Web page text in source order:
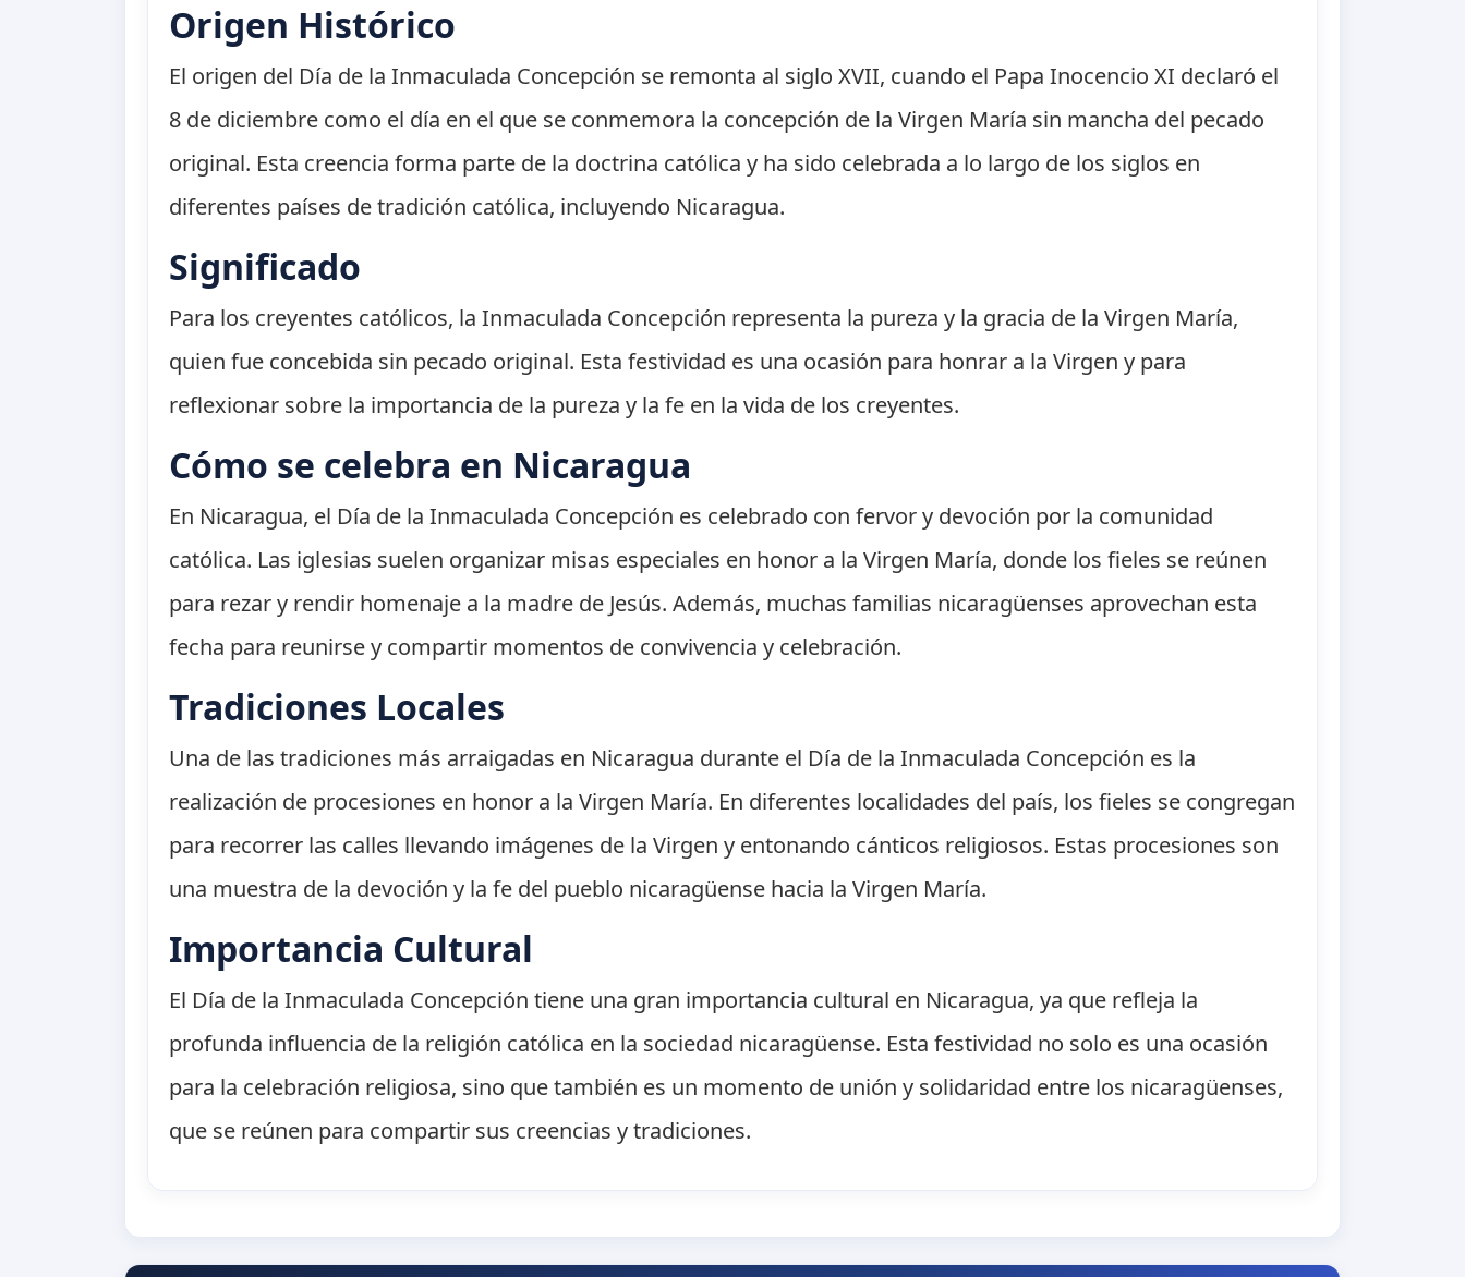
Origen Histórico
El origen del Día de la Inmaculada Concepción se remonta al siglo XVII, cuando el Papa Inocencio XI declaró el
8 de diciembre como el día en el que se conmemora la concepción de la Virgen María sin mancha del pecado
original. Esta creencia forma parte de la doctrina católica y ha sido celebrada a lo largo de los siglos en
diferentes países de tradición católica, incluyendo Nicaragua.
Significado
Para los creyentes católicos, la Inmaculada Concepción representa la pureza y la gracia de la Virgen María,
quien fue concebida sin pecado original. Esta festividad es una ocasión para honrar a la Virgen y para
reflexionar sobre la importancia de la pureza y la fe en la vida de los creyentes.
Cómo se celebra en Nicaragua
En Nicaragua, el Día de la Inmaculada Concepción es celebrado con fervor y devoción por la comunidad
católica. Las iglesias suelen organizar misas especiales en honor a la Virgen María, donde los fieles se reúnen
para rezar y rendir homenaje a la madre de Jesús. Además, muchas familias nicaragüenses aprovechan esta
fecha para reunirse y compartir momentos de convivencia y celebración.
Tradiciones Locales
Una de las tradiciones más arraigadas en Nicaragua durante el Día de la Inmaculada Concepción es la
realización de procesiones en honor a la Virgen María. En diferentes localidades del país, los fieles se congregan
para recorrer las calles llevando imágenes de la Virgen y entonando cánticos religiosos. Estas procesiones son
una muestra de la devoción y la fe del pueblo nicaragüense hacia la Virgen María.
Importancia Cultural
El Día de la Inmaculada Concepción tiene una gran importancia cultural en Nicaragua, ya que refleja la
profunda influencia de la religión católica en la sociedad nicaragüense. Esta festividad no solo es una ocasión
para la celebración religiosa, sino que también es un momento de unión y solidaridad entre los nicaragüenses,
que se reúnen para compartir sus creencias y tradiciones.